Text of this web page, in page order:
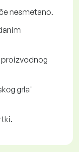
nesmetano.
grla'